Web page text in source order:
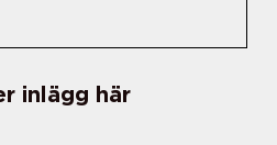
inlägg här